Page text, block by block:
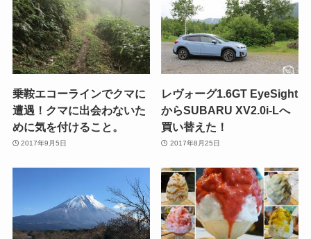
乗鞍エコーラインでクマに
遭遇！クマに出会わないた
めに気を付けること。
2017年9月5日
レヴォーグ1.6GT EyeSight
からSUBARU XV2.0i-Lへ
買い替えた！
2017年8月25日